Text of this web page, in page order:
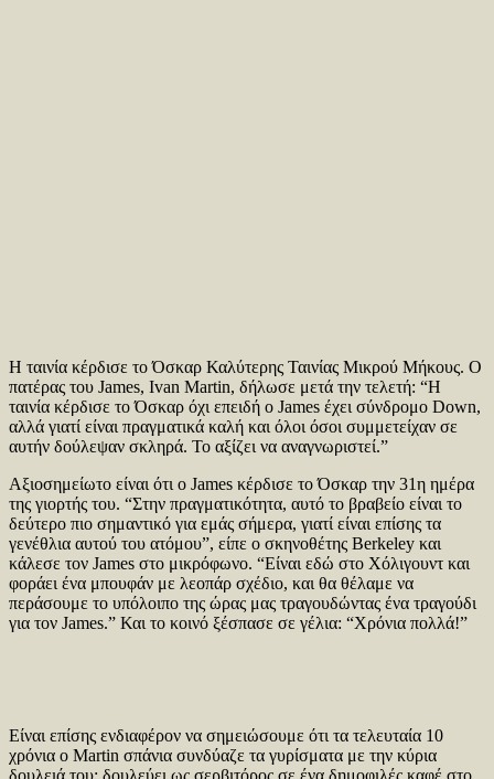
Η ταινία κέρδισε το Όσκαρ Καλύτερης Ταινίας Μικρού Μήκους. Ο
πατέρας του James, Ivan Martin, δήλωσε μετά την τελετή: “Η
ταινία κέρδισε το Όσκαρ όχι επειδή ο James έχει σύνδρομο Down,
αλλά γιατί είναι πραγματικά καλή και όλοι όσοι συμμετείχαν σε
αυτήν δούλεψαν σκληρά. Το αξίζει να αναγνωριστεί.”
Αξιοσημείωτο είναι ότι ο James κέρδισε το Όσκαρ την 31η ημέρα
της γιορτής του. “Στην πραγματικότητα, αυτό το βραβείο είναι το
δεύτερο πιο σημαντικό για εμάς σήμερα, γιατί είναι επίσης τα
γενέθλια αυτού του ατόμου”, είπε ο σκηνοθέτης Berkeley και
κάλεσε τον James στο μικρόφωνο. “Είναι εδώ στο Χόλιγουντ και
φοράει ένα μπουφάν με λεοπάρ σχέδιο, και θα θέλαμε να
περάσουμε το υπόλοιπο της ώρας μας τραγουδώντας ένα τραγούδι
για τον James.” Και το κοινό ξέσπασε σε γέλια: “Χρόνια πολλά!”
Είναι επίσης ενδιαφέρον να σημειώσουμε ότι τα τελευταία 10
χρόνια ο Martin σπάνια συνδύαζε τα γυρίσματα με την κύρια
δουλειά του: δουλεύει ως σερβιτόρος σε ένα δημοφιλές καφέ στο